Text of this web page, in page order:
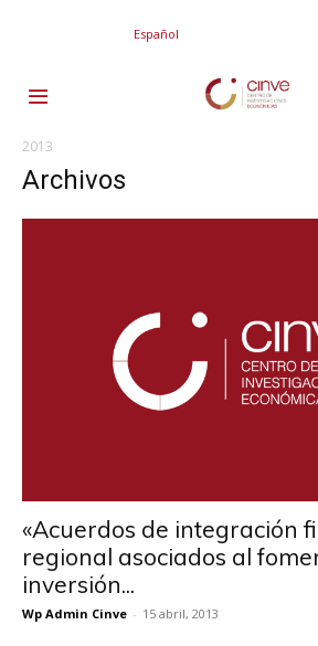
Español
2013
Archivos
«Acuerdos de integración
regional asociados al
inversión...
Wp Admin Cinve - 15 abril, 2013